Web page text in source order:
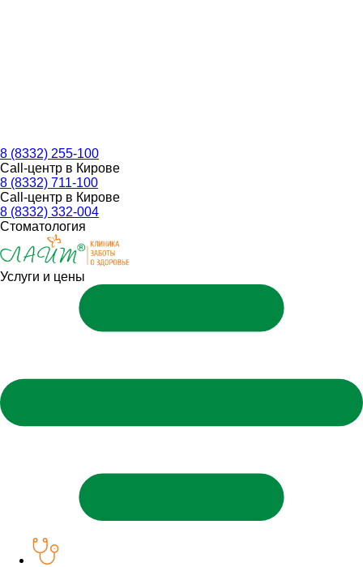
8 (8332) 255-100
Call-центр в Кирове
8 (8332) 711-100
Call-центр в Кирове
8 (8332) 332-004
Стоматология
Услуги и цены